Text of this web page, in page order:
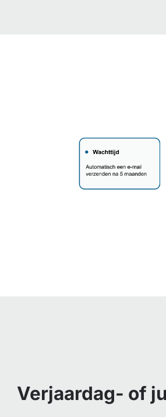
Verjaardag- of